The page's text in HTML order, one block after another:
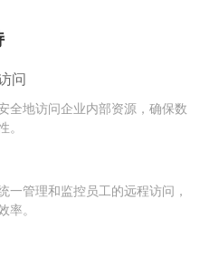
问
全地访问企业内部资源，确保数
一管理和监控员工的远程访问，
。